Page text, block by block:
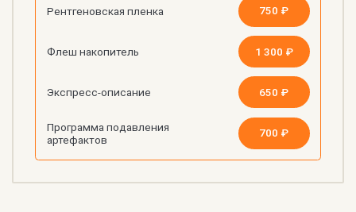
Рентгеновская пленка 750 ₽
Флеш накопитель 1 300 ₽
Экспресс-описание 650 ₽
Программа подавления
артефактов
700 ₽